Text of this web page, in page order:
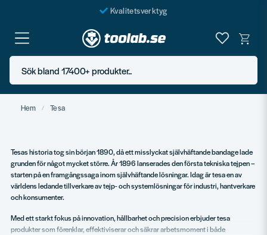
Kvalitetsverktyg
Fraktfritt över 999 SEK*
En järnhandel för alla
Butik i Göteborg
Sök bland 17400+ produkter..
Hem Tesa
Tesas historia tog sin början 1890, då ett misslyckat självhäftande bandage lade
grunden för något mycket större. År 1896 lanserades den första tekniska tejpen –
starten på en framgångssaga inom självhäftande lösningar. Idag är tesa en av
världens ledande tillverkare av tejp- och systemlösningar för industri, hantverkare
och konsumenter.
Med ett starkt fokus på innovation, hållbarhet och precision erbjuder tesa
produkter som förenklar, effektiviserar och säkrar arbetsmoment i både